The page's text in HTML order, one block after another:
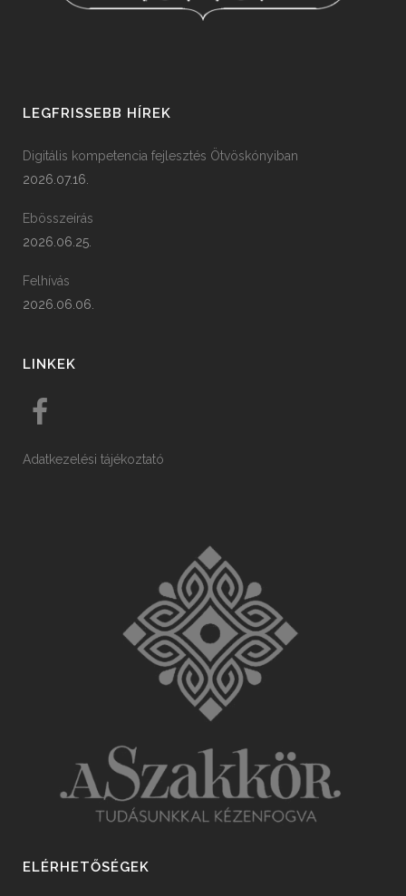
LEGFRISSEBB HÍREK
Digitális kompetencia fejlesztés Ötvöskónyiban
2026.07.16.
Ebösszeírás
2026.06.25.
Felhívás
2026.06.06.
LINKEK
Adatkezelési tájékoztató
ELÉRHETŐSÉGEK